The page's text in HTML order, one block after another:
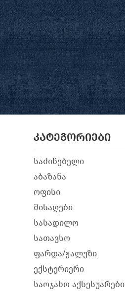
კატეგორიები
საძინებელი
აბაზანა
ოფისი
მისაღები
სასადილო
სათავსო
ფარდა/ჟალუზი
ექსტერიერი
საოჯახო აქსესუარები